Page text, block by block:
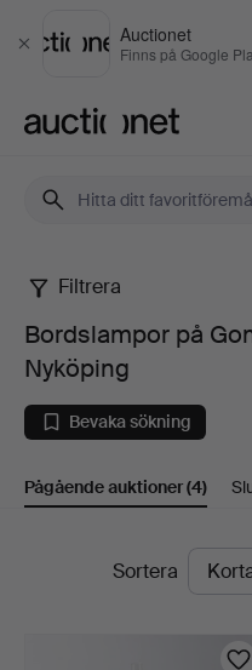
Stäng
Auctionet
Finns på Google
Bordslampor
på
Gomér
Nyköping
Filtrera
Bordslampor på
Nyköping
Bevaka sökning
Pågående auktioner(4)
PågåendeSortera